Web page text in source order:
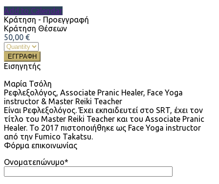
Add to Calendar
Κράτηση - Προεγγραφή
Κράτηση Θέσεων
50,00 €
ΕΓΓΡΑΦΗ
Εισηγητής
Μαρία Τσόλη
Ρεφλεξολόγος, Associate Pranic Healer, Face Yoga
instructor & Master Reiki Teacher
Είναι Ρεφλεξολόγος. Έχει εκπαιδευτεί στο SRT, έχει τον
τίτλο του Master Reiki Teacher και του Associate Pranic
Healer. To 2017 πιστοποιήθηκε ως Face Yoga instructor
από την Fumico Takatsu.
Φόρμα επικοινωνίας
Ονοματεπώνυμο*